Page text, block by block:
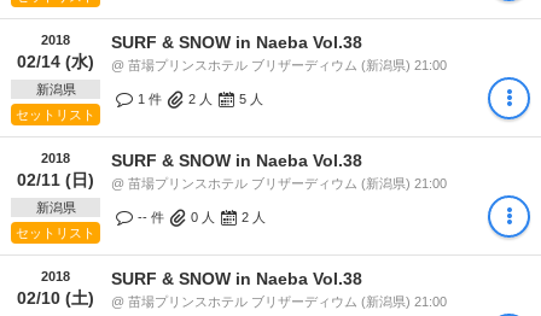
2018
02/14 (水)
新潟県
セットリスト
SURF & SNOW in Naeba Vol.38
@ 苗場プリンスホテル ブリザーディウム (新潟県) 21:00
1 件 2 人 5 人
2018
02/11 (日)
新潟県
セットリスト
SURF & SNOW in Naeba Vol.38
@ 苗場プリンスホテル ブリザーディウム (新潟県) 21:00
-- 件 0 人 2 人
2018
02/10 (土)
SURF & SNOW in Naeba Vol.38
@ 苗場プリンスホテル ブリザーディウム (新潟県) 21:00